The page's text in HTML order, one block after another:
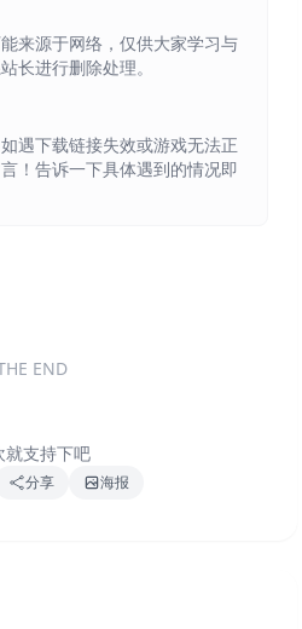
来源于网络，仅供大家学习与
长进行删除处理。
遇下载链接失效或游戏无法正
！告诉一下具体遇到的情况即
END
就支持下吧
分享 海报